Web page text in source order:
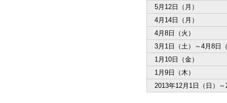
5月12日（月）
4月14日（月）
4月8日（火）
3月1日（土）～4月8日
1月10日（金）
1月9日（木）
2013年12月1日（日）